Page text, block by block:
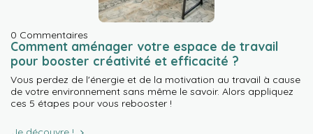
0 Commentaires
Comment aménager votre espace de travail
pour booster créativité et efficacité ?
Vous perdez de l'énergie et de la motivation au travail à cause
de votre environnement sans même le savoir. Alors appliquez
ces 5 étapes pour vous rebooster !